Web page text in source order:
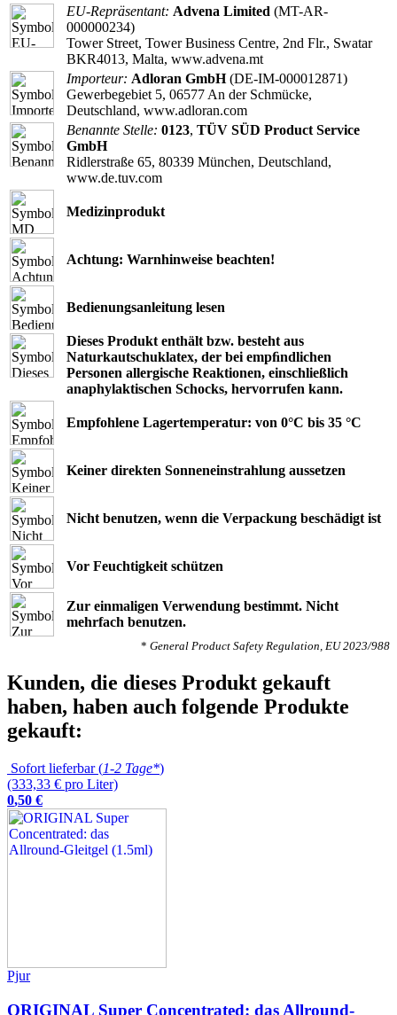
EU-Repräsentant: Advena Limited (MT-AR-
000000234)
Tower Street, Tower Business Centre, 2nd Flr., Swatar
BKR4013, Malta, www.advena.mt
Importeur: Adloran GmbH(DE-IM-000012871)
Gewerbegebiet 5, 06577 An der Schmücke,
Deutschland, www.adloran.com
Benannte Stelle: 0123, TÜV SÜD Product Service
GmbH
Ridlerstraße 65, 80339 München, Deutschland,
www.de.tuv.com
Medizinprodukt
Achtung: Warnhinweise beachten!
Bedienungsanleitung lesen
Dieses Produkt enthält bzw. besteht aus
Naturkautschuklatex, der bei empﬁndlichen
Personen allergische Reaktionen, einschließlich
anaphylaktischen Schocks, hervorrufen kann.
Empfohlene Lagertemperatur: von 0°C bis 35 °C
Keiner direkten Sonneneinstrahlung aussetzen
Nicht benutzen, wenn die Verpackung beschädigt ist
Vor Feuchtigkeit schützen
Zur einmaligen Verwendung bestimmt. Nicht
mehrfach benutzen.
* General Product Safety Regulation, EU 2023/988
Kunden, die dieses Produkt gekauft
haben, haben auch folgende Produkte
gekauft:
Sofort lieferbar (1-2 Tage*)
(333,33 € pro Liter)
0,50 €
Pjur
ORIGINAL Super Concentrated: das Allround-